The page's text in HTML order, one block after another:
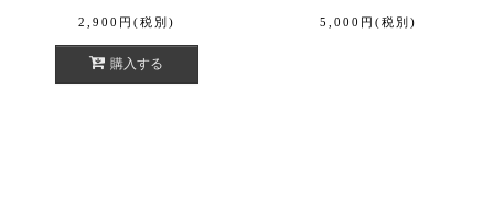
2,900 円 (税別)
購入する
5,000 円 (税別)